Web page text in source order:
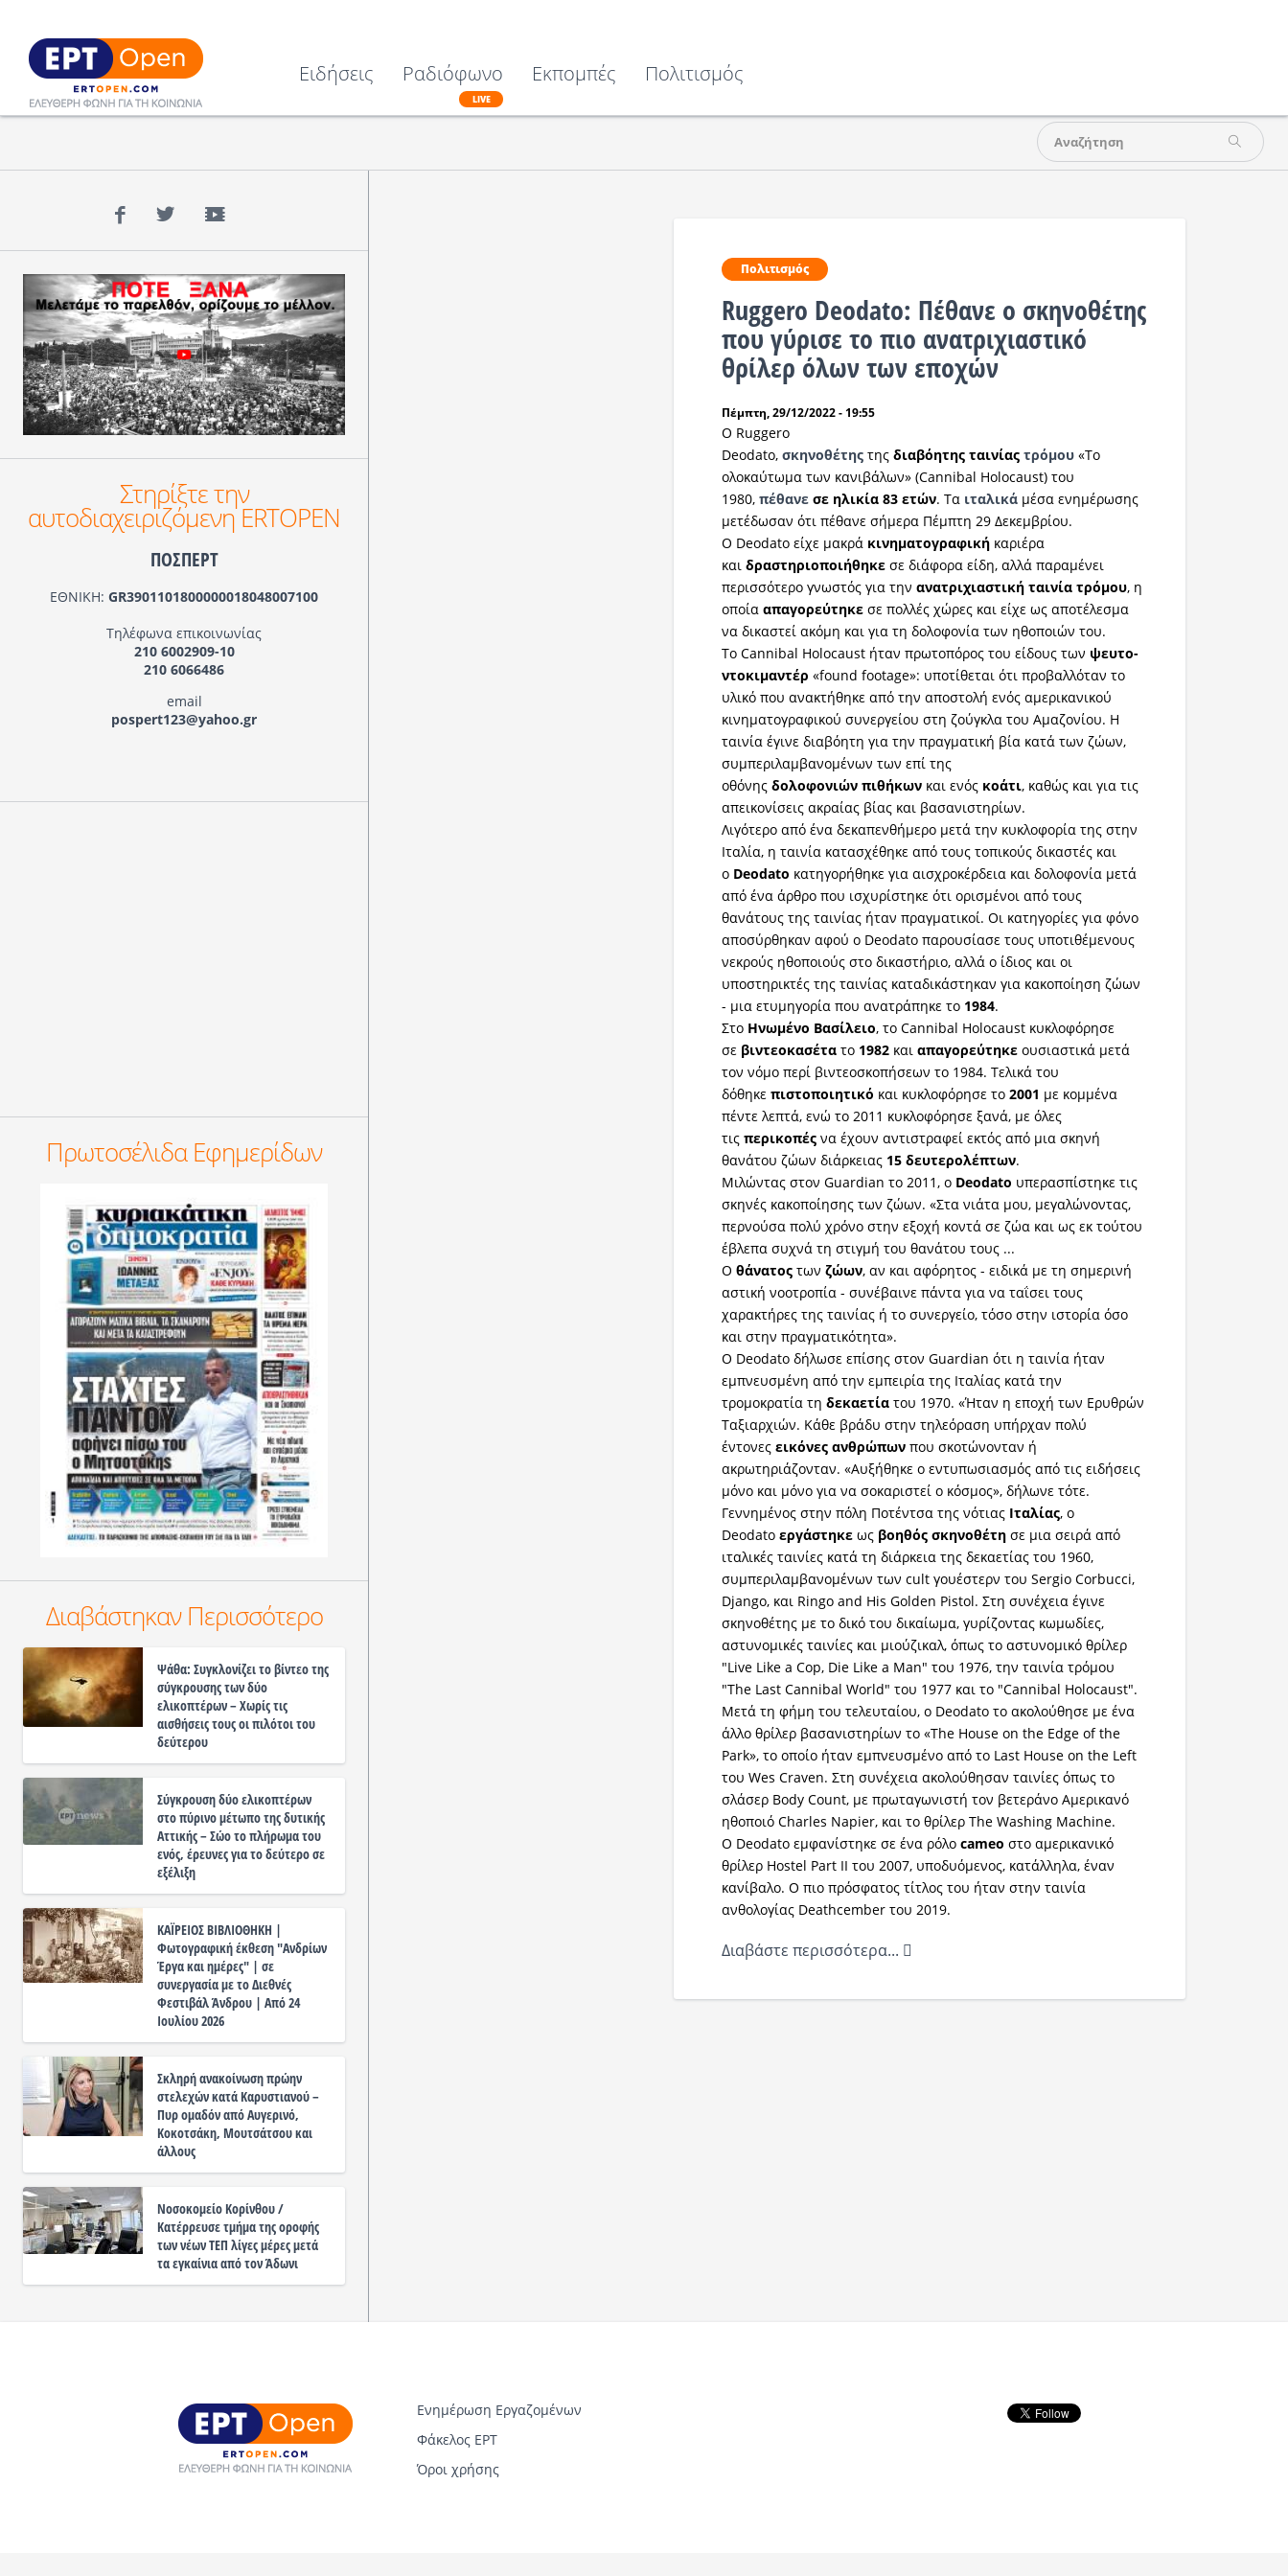
Ειδήσεις Ραδιόφωνο
LIVE
Εκπομπές Πολιτισμός
Πολιτισμός
Ruggero Deodato: Πέθανε ο σκηνοθέτης
που γύρισε το πιο ανατριχιαστικό
θρίλερ όλων των εποχών
Πέμπτη, 29/12/2022 - 19:55
Ο Ruggero
Deodato,σκηνοθέτης τηςδιαβόητης ταινίαςτρόμου «Το
ολοκαύτωμα των κανιβάλων» (Cannibal Holocaust) του
1980,πέθανεσε ηλικία 83 ετών. Τα ιταλικά μέσα ενημέρωσης
μετέδωσαν ότι πέθανε σήμερα Πέμπτη 29 Δεκεμβρίου.
Ο Deodato είχε μακρά κινηματογραφική καριέρα
καιδραστηριοποιήθηκε σε διάφορα είδη, αλλά παραμένει
περισσότερο γνωστός για τηνανατριχιαστική ταινία τρόμου, η
οποίααπαγορεύτηκε σε πολλές χώρες και είχε ως αποτέλεσμα
να δικαστεί ακόμη και για τη δολοφονία των ηθοποιών του.
Το Cannibal Holocaust ήταν πρωτοπόρος του είδους των ψευτο-
ντοκιμαντέρ «found footage»: υποτίθεται ότι προβαλλόταν το
υλικό που ανακτήθηκε από την αποστολή ενός αμερικανικού
κινηματογραφικού συνεργείου στη ζούγκλα του Αμαζονίου. Η
ταινία έγινε διαβόητη για την πραγματική βία κατά των ζώων,
συμπεριλαμβανομένων των επί της
οθόνηςδολοφονιών πιθήκων και ενός κοάτι, καθώς και για τις
απεικονίσεις ακραίας βίας και βασανιστηρίων.
Λιγότερο από ένα δεκαπενθήμερο μετά την κυκλοφορία της στην
Ιταλία, η ταινία κατασχέθηκε από τους τοπικούς δικαστές και
ο Deodato κατηγορήθηκε για αισχροκέρδεια και δολοφονία μετά
από ένα άρθρο που ισχυρίστηκε ότι ορισμένοι από τους
θανάτους της ταινίας ήταν πραγματικοί. Οι κατηγορίες για φόνο
αποσύρθηκαν αφού ο Deodato παρουσίασε τους υποτιθέμενους
νεκρούς ηθοποιούς στο δικαστήριο, αλλά ο ίδιος και οι
υποστηρικτές της ταινίας καταδικάστηκαν για κακοποίηση ζώων
- μια ετυμηγορία που ανατράπηκε το 1984.
Στο Ηνωμένο Βασίλειο, το Cannibal Holocaust κυκλοφόρησε
σε βιντεοκασέτα το 1982 καιαπαγορεύτηκε ουσιαστικά μετά
τον νόμο περί βιντεοσκοπήσεων το 1984. Τελικά του
δόθηκεπιστοποιητικό και κυκλοφόρησε το2001 με κομμένα
πέντε λεπτά, ενώ το 2011 κυκλοφόρησε ξανά, με όλες
τιςπερικοπές να έχουν αντιστραφεί εκτός από μια σκηνή
θανάτου ζώων διάρκειας 15 δευτερολέπτων.
Μιλώντας στον Guardian το 2011, ο Deodato υπερασπίστηκε τις
σκηνές κακοποίησης των ζώων. «Στα νιάτα μου, μεγαλώνοντας,
περνούσα πολύ χρόνο στην εξοχή κοντά σε ζώα και ως εκ τούτου
έβλεπα συχνά τη στιγμή του θανάτου τους ...
Οθάνατος τωνζώων, αν και αφόρητος - ειδικά με τη σημερινή
αστική νοοτροπία - συνέβαινε πάντα για να ταΐσει τους
χαρακτήρες της ταινίας ή το συνεργείο, τόσο στην ιστορία όσο
και στην πραγματικότητα».
Ο Deodato δήλωσε επίσης στον Guardian ότι η ταινία ήταν
εμπνευσμένη από την εμπειρία της Ιταλίας κατά την
τρομοκρατία τηδεκαετία του 1970. «Ήταν η εποχή των Ερυθρών
Ταξιαρχιών. Κάθε βράδυ στην τηλεόραση υπήρχαν πολύ
έντονεςεικόνες ανθρώπων που σκοτώνονταν ή
ακρωτηριάζονταν. «Αυξήθηκε ο εντυπωσιασμός από τις ειδήσεις
μόνο και μόνο για να σοκαριστεί ο κόσμος», δήλωνε τότε.
Γεννημένος στην πόλη Ποτέντσα της νότιας Ιταλίας, ο
Deodatoεργάστηκε ως βοηθός σκηνοθέτη σε μια σειρά από
ιταλικές ταινίες κατά τη διάρκεια της δεκαετίας του 1960,
συμπεριλαμβανομένων των cult γουέστερν του Sergio Corbucci,
Django, και Ringo and His Golden Pistol. Στη συνέχεια έγινε
σκηνοθέτης με το δικό του δικαίωμα, γυρίζοντας κωμωδίες,
αστυνομικές ταινίες και μιούζικαλ, όπως το αστυνομικό θρίλερ
"Live Like a Cop, Die Like a Man" του 1976, την ταινία τρόμου
"The Last Cannibal World" του 1977 και το "Cannibal Holocaust".
Μετά τη φήμη του τελευταίου, ο Deodato το ακολούθησε με ένα
άλλο θρίλερ βασανιστηρίων το «The House on the Edge of the
Park», το οποίο ήταν εμπνευσμένο από το Last House on the Left
του Wes Craven. Στη συνέχεια ακολούθησαν ταινίες όπως το
σλάσερ Body Count, με πρωταγωνιστή τον βετεράνο Αμερικανό
ηθοποιό Charles Napier, και το θρίλερ The Washing Machine.
Ο Deodato εμφανίστηκε σε ένα ρόλοcameo στο αμερικανικό
θρίλερ Hostel Part II του 2007, υποδυόμενος, κατάλληλα, έναν
κανίβαλο. Ο πιο πρόσφατος τίτλος του ήταν στην ταινία
ανθολογίας Deathcember του 2019.
Διαβάστε περισσότερα...
Facebook
TwitterYouTube
Στηρίξτε την
αυτοδιαχειριζόμενη ERTOPEN
ΠΟΣΠΕΡΤ
ΕΘΝΙΚΗ: GR3901101800000018048007100
Τηλέφωνα επικοινωνίας
210 6002909-10
210 6066486
email
pospert123@yahoo.gr
Πρωτοσέλιδα Εφημερίδων
Διαβάστηκαν Περισσότερο
Ψάθα: Συγκλονίζει το βίντεο της
σύγκρουσης των δύο
ελικοπτέρων – Χωρίς τις
αισθήσεις τους οι πιλότοι του
δεύτερου
Σύγκρουση δύο ελικοπτέρων
στο πύρινο μέτωπο της δυτικής
Αττικής – Σώο το πλήρωμα του
ενός, έρευνες για το δεύτερο σε
εξέλιξη
ΚΑΪΡΕΙΟΣ ΒΙΒΛΙΟΘΗΚΗ |
Φωτογραφική έκθεση "Ανδρίων
Έργα και ημέρες" | σε
συνεργασία με το Διεθνές
Φεστιβάλ Άνδρου | Από 24
Ιουλίου 2026
Σκληρή ανακοίνωση πρώην
στελεχών κατά Καρυστιανού –
Πυρ ομαδόν από Αυγερινό,
Κοκοτσάκη, Μουτσάτσου και
άλλους
Νοσοκομείο Κορίνθου /
Κατέρρευσε τμήμα της οροφής
των νέων ΤΕΠ λίγες μέρες μετά
τα εγκαίνια από τον Άδωνι
Ενημέρωση Εργαζομένων
Φάκελος ΕΡΤ
Όροι χρήσης